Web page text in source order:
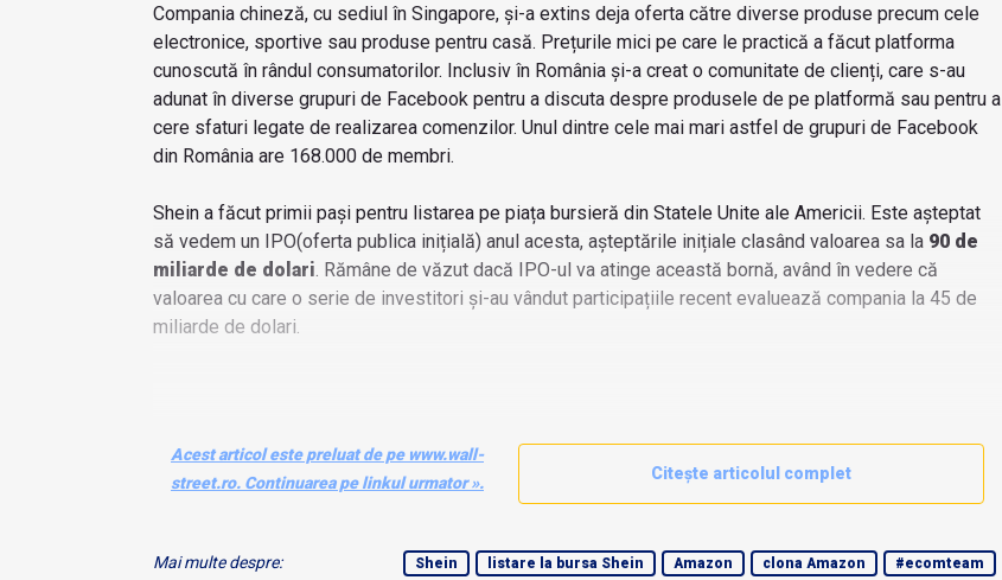
Compania chineză, cu sediul în Singapore, și-a extins deja oferta către diverse produse precum cele
electronice, sportive sau produse pentru casă. Prețurile mici pe care le practică a făcut platforma
cunoscută în rândul consumatorilor. Inclusiv în România și-a creat o comunitate de clienți, care s-au
adunat în diverse grupuri de Facebook pentru a discuta despre produsele de pe platformă sau pentru a
cere sfaturi legate de realizarea comenzilor. Unul dintre cele mai mari astfel de grupuri de Facebook
din România are 168.000 de membri.
Shein a făcut primii pași pentru listarea pe piața bursieră din Statele Unite ale Americii. Este așteptat
să vedem un IPO(oferta publica inițială) anul acesta, așteptările inițiale clasând valoarea sa la 90 de
miliarde de dolari . Rămâne de văzut dacă IPO-ul va atinge această bornă, având în vedere că
valoarea cu care o serie de investitori și-au vândut participațiile recent evaluează compania la 45 de
miliarde de dolari.
Acest articol este preluat de pe www.wall-
street.ro. Continuarea pe linkul urmator ».
Citește articolul complet
Mai multe despre: Shein listare la bursa Shein Amazon clona Amazon #ecomteam